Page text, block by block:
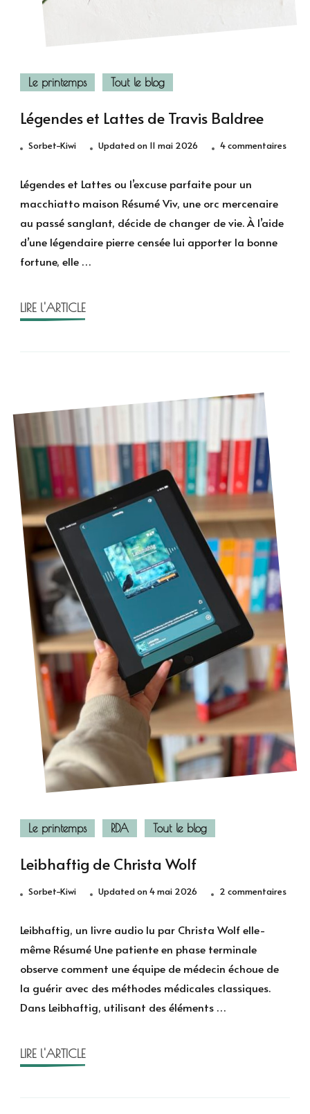
Le printemps Tout le blog
Légendes et Lattes de Travis Baldree
Sorbet-Kiwi Updated on 11 mai 2026 4 commentairessur
Légendes et Lattes ou l’excuse parfaite pour un
macchiatto maison Résumé Viv, une orc mercenaire
au passé sanglant, décide de changer de vie. À l’aide
d’une légendaire pierre censée lui apporter la bonne
fortune, elle …
LIRE l'ARTICLE
Le printemps RDA Tout le blog
Leibhaftig de Christa Wolf
Sorbet-Kiwi Updated on4 mai 2026 2 commentairessur
Leibhaftig, un livre audio lu par Christa Wolf elle-
même Résumé Une patiente en phase terminale
observe comment une équipe de médecin échoue de
la guérir avec des méthodes médicales classiques.
Dans Leibhaftig, utilisant des éléments …
LIRE l'ARTICLE